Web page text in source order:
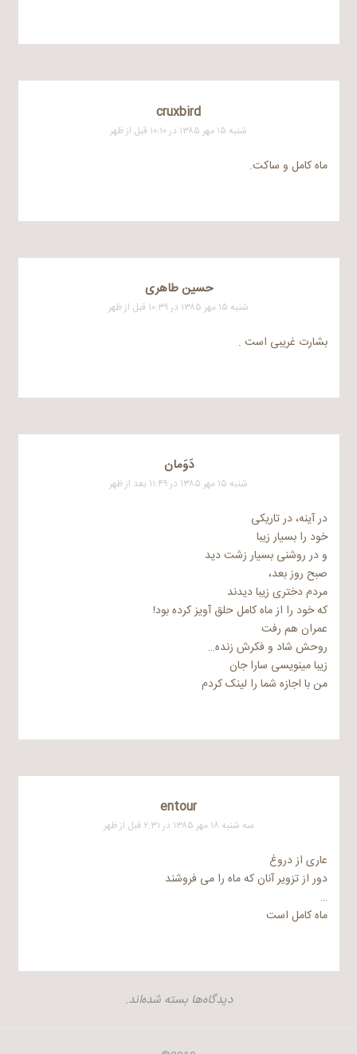
cruxbird
شنبه ۱۵ مهر ۱۳۸۵ در ۱۰:۱۰ قبل از ظهر
ماه کامل و ساکت.
حسین طاهری
شنبه ۱۵ مهر ۱۳۸۵ در ۱۰:۳۹ قبل از ظهر
بشارت غریبی است .
دَوَمان
شنبه ۱۵ مهر ۱۳۸۵ در ۱۱:۴۹ بعد از ظهر
در آینه، در تاریکی
خود را بسیار زیبا
و در روشنی بسیار زشت دید
صبح روز بعد،
مردم دختری زیبا دیدند
که خود را از ماه کامل حلق آویز کرده بود!
عمران هم رفت
روحش شاد و فکرش زنده…
زیبا مینویسی سارا جان
من با اجازه شما را لینک کردم
entour
سه شنبه ۱۸ مهر ۱۳۸۵ در ۲:۳۱ قبل از ظهر
عاری از دروغ
دور از تزویر آنان که ماه را می فروشند
…
ماه کامل است
دیدگاه‌ها بسته شده‌اند.